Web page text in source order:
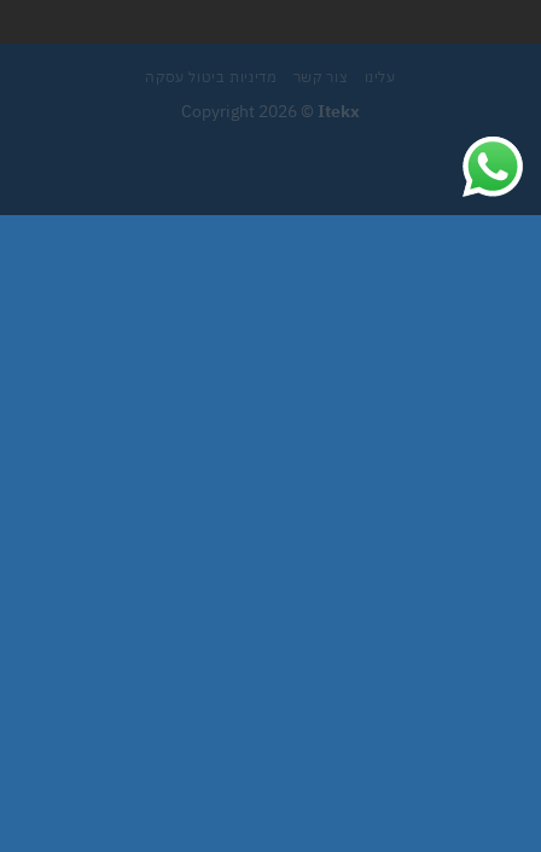
עלינו צור קשר מדיניות ביטול עסקה
Copyright 2026 © Itekx